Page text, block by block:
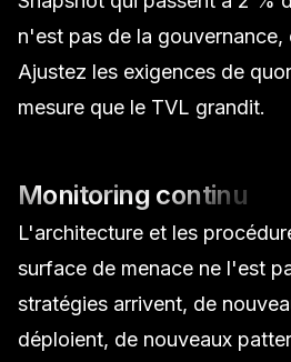
n'est pas de la
Ajustez les exigences de
mesure que le TVL grandit.
Monitoring continu
L'architecture et les
surface de menace ne l'est
stratégies arrivent, de
déploient, de nouveaux